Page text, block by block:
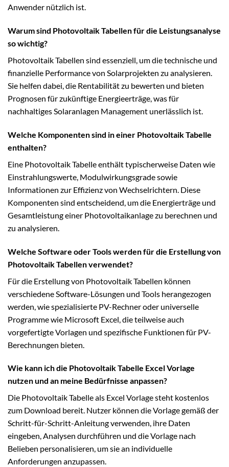
Anwender nützlich ist.
Warum sind Photovoltaik Tabellen für die Leistungsanalyse
so wichtig?
Photovoltaik Tabellen sind essenziell, um die technische und
finanzielle Performance von Solarprojekten zu analysieren.
Sie helfen dabei, die Rentabilität zu bewerten und bieten
Prognosen für zukünftige Energieerträge, was für
nachhaltiges Solaranlagen Management unerlässlich ist.
Welche Komponenten sind in einer Photovoltaik Tabelle
enthalten?
Eine Photovoltaik Tabelle enthält typischerweise Daten wie
Einstrahlungswerte, Modulwirkungsgrade sowie
Informationen zur Effizienz von Wechselrichtern. Diese
Komponenten sind entscheidend, um die Energierträge und
Gesamtleistung einer Photovoltaikanlage zu berechnen und
zu analysieren.
Welche Software oder Tools werden für die Erstellung von
Photovoltaik Tabellen verwendet?
Für die Erstellung von Photovoltaik Tabellen können
verschiedene Software-Lösungen und Tools herangezogen
werden, wie spezialisierte PV-Rechner oder universelle
Programme wie Microsoft Excel, die teilweise auch
vorgefertigte Vorlagen und spezifische Funktionen für PV-
Berechnungen bieten.
Wie kann ich die Photovoltaik Tabelle Excel Vorlage
nutzen und an meine Bedürfnisse anpassen?
Die Photovoltaik Tabelle als Excel Vorlage steht kostenlos
zum Download bereit. Nutzer können die Vorlage gemäß der
Schritt-für-Schritt-Anleitung verwenden, ihre Daten
eingeben, Analysen durchführen und die Vorlage nach
Belieben personalisieren, um sie an individuelle
Anforderungen anzupassen.